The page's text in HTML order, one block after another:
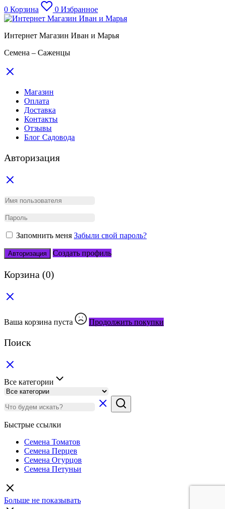
0 Корзина 0 Избранное
Интернет Магазин Иван и Марья
Семена – Саженцы
Магазин
Оплата
Доставка
Контакты
Отзывы
Блог Садовода
Авторизация
Запомнить меня Забыли свой пароль?
Авторизация Создать профиль
Корзина (0)
Ваша корзина пуста Продолжить покупки
Поиск
Все категории
Быстрые ссылки
Семена Томатов
Семена Перцев
Семена Огурцов
Семена Петуньи
Больше не показывать